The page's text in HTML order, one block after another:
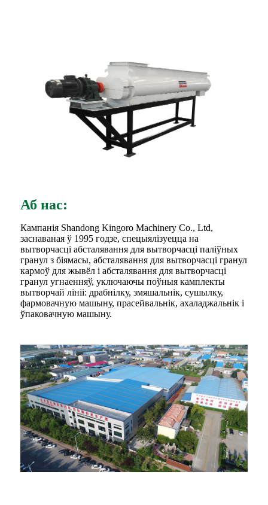
Аб нас:
Кампанія Shandong Kingoro Machinery Co., Ltd,
заснаваная ў 1995 годзе, спецыялізуецца на
вытворчасці абсталявання для вытворчасці паліўных
гранул з біямасы, абсталявання для вытворчасці гранул
кармоў для жывёл і абсталявання для вытворчасці
гранул угнаенняў, уключаючы поўныя камплекты
вытворчай лініі: драбнілку, змяшальнік, сушылку,
фармовачную машыну, прасейвальнік, ахаладжальнік і
ўпаковачную машыну.